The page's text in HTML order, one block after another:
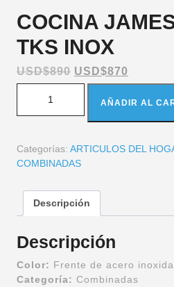
COCINA
TKS INOX
USD$890 USD$870
AÑADIR AL
Categorías: ARTICULOS DEL
COMBINADAS
Descripción
Descripción
Color: Frente de acero
Categoría: Combinadas